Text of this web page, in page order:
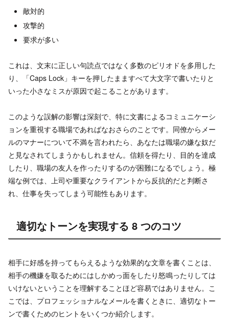
敵対的
攻撃的
要求が多い
これは、文末に正しい句読点ではなく多数のピリオドを多用した
り、「Caps Lock」キーを押したまますべて大文字で書いたりと
いった小さなミスが原因で起こることがあります。
このような誤解の影響は深刻で、特に文書によるコミュニケーシ
ョンを重視する職場であればなおさらのことです。同僚からメー
ルのマナーについて不満を言われたら、あなたは職場の嫌な奴だ
と見なされてしまうかもしれません。信頼を得たり、目的を達成
したり、職場の友人を作ったりするのが困難になるでしょう。極
端な例では、上司や重要なクライアントから反抗的だと判断さ
れ、仕事を失ってしまう可能性もあります。
適切なトーンを実現する 8 つのコツ
相手に好感を持ってもらえるような効果的な文章を書くことは、
相手の機嫌を取るためにはしかめっ面をしたり怒鳴ったりしては
いけないということを理解することほど容易ではありません。こ
こでは、プロフェッショナルなメールを書くときに、適切なトー
ンで書くためのヒントをいくつか紹介します。